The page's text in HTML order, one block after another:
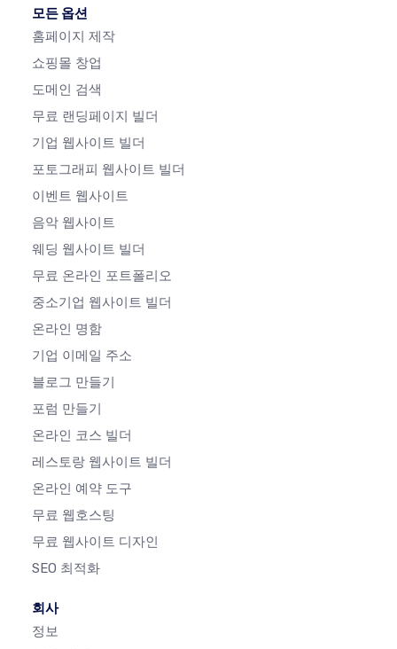
모든 옵션
홈페이지 제작
쇼핑몰 창업
도메인 검색
무료 랜딩페이지 빌더
기업 웹사이트 빌더
포토그래피 웹사이트 빌더
이벤트 웹사이트
음악 웹사이트
웨딩 웹사이트 빌더
무료 온라인 포트폴리오
중소기업 웹사이트 빌더
온라인 명함
기업 이메일 주소
블로그 만들기
포럼 만들기
온라인 코스 빌더
레스토랑 웹사이트 빌더
온라인 예약 도구
무료 웹호스팅
무료 웹사이트 디자인
SEO 최적화
회사
정보